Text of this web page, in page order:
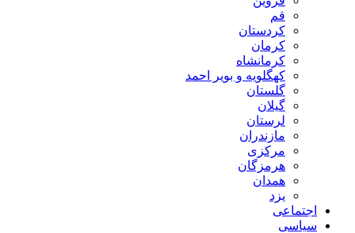
قم
کردستان
کرمان
کرمانشاه
کهگلویه و بویر احمد
گلستان
گیلان
لرستان
مازندران
مرکزی
هرمزگان
همدان
یزد
اجتماعی
سیاسی